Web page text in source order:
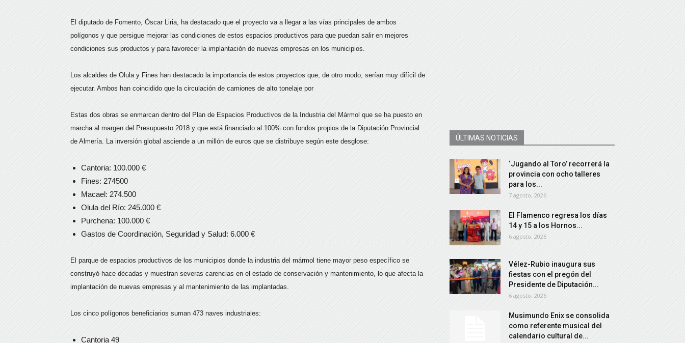
El diputado de Fomento, Óscar Liria, ha destacado que el proyecto va a llegar a las vías principales de ambos
polígonos y que persigue mejorar las condiciones de estos espacios productivos para que puedan salir en mejores
condiciones sus productos y para favorecer la implantación de nuevas empresas en los municipios.
Los alcaldes de Olula y Fines han destacado la importancia de estos proyectos que, de otro modo, serían muy difícil de
ejecutar. Ambos han coincidido que la circulación de camiones de alto tonelaje por
Estas dos obras se enmarcan dentro del Plan de Espacios Productivos de la Industria del Mármol que se ha puesto en
marcha al margen del Presupuesto 2018 y que está financiado al 100% con fondos propios de la Diputación Provincial
de Almería. La inversión global asciende a un millón de euros que se distribuye según este desglose:
Cantoria: 100.000 €
Fines: 274500
Macael: 274.500
Olula del Río: 245.000 €
Purchena: 100.000 €
Gastos de Coordinación, Seguridad y Salud: 6.000 €
El parque de espacios productivos de los municipios donde la industria del mármol tiene mayor peso específico se
construyó hace décadas y muestran severas carencias en el estado de conservación y mantenimiento, lo que afecta la
implantación de nuevas empresas y al mantenimiento de las implantadas.
Los cinco polígonos beneficiarios suman 473 naves industriales:
Cantoria 49
ÚLTIMAS NOTICIAS
‘Jugando al Toro’ recorrerá la
provincia con ocho talleres
para los...
7 agosto, 2026
El Flamenco regresa los días
14 y 15 a los Hornos...
6 agosto, 2026
Vélez-Rubio inaugura sus
fiestas con el pregón del
Presidente de Diputación...
6 agosto, 2026
Musimundo Enix se consolida
como referente musical del
calendario cultural de...